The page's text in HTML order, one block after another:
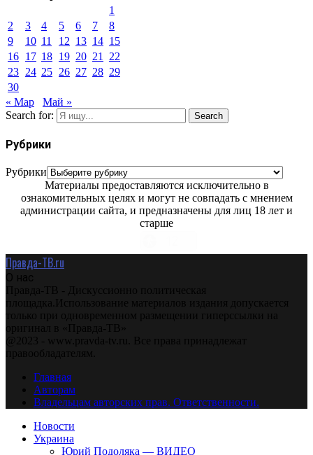
1
2
3 4 5 6 7
8
9
10 11 12 13 14 15
16 17 18 19 20 21
22
23 24 25 26 27 28 29
30
« Мар
Май »
Search for:
Search
Рубрики
Рубрики
Материалы предоставляются исключительно в
ознакомительных целях и могут не совпадать с мнением
администрации сайта, и предназначены для лиц 18 лет и
старше
Правда-ТВ.ru
О нас
Правда-ТВ - Дискуссионно политическая
площадка.Использование материалов издания допускается
только при одновременном размещении гиперссылки на
оригинал в «Правда-ТВ»
@2023 - www.pravda-tv.ru. Все права принадлежат
правообладателям.
Главная
Авторам
Владельцам авторских прав. Ответственности.
Новости
Украина
Юрий Подоляка — ВИДЕО